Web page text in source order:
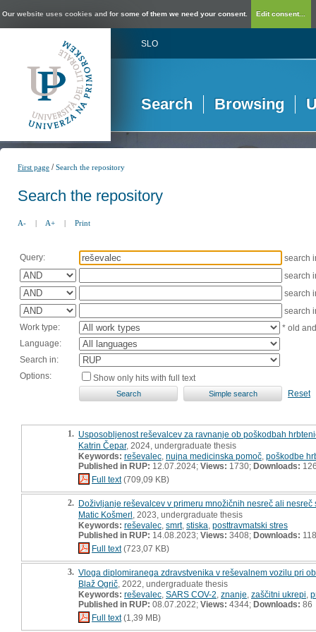
Our website uses cookies and for some of them we need your consent. Edit consent...
SLO
Search Browsing
First page /Search the repository
Search the repository
A- | A+ | Print
Query:
search
search
search
search
Work type:
* old
Language:
Search in:
Options:
Show only hits with full text
Reset
1. Usposobljenost reševalcev za ravnanje ob poškodbah
Katrin Čepar, 2024, undergraduate thesis
Keywords: reševalec nujna medicinska pomoč poškodbe
Published in RUP: 12.07.2024; Views: 1730; Downloads:
Full text(709,09 KB)
2. Doživljanje reševalcev v primeru množičnih nesreč ali
Matic Košmerl , 2023, undergraduate thesis
Keywords: reševalec smrt, stiska posttravmatski stres
Published in RUP: 14.08.2023; Views: 3408; Downloads: 118
Full text(723,07 KB)
3. Vloga diplomiranega zdravstvenika v reševalnem vozilu pri
Blaž Ogrič , 2022, undergraduate thesis
Keywords: reševalec SARS COV-2 znanje zaščitni ukrepi
Published in RUP: 08.07.2022; Views: 4344; Downloads: 86
Full text(1,39 MB)